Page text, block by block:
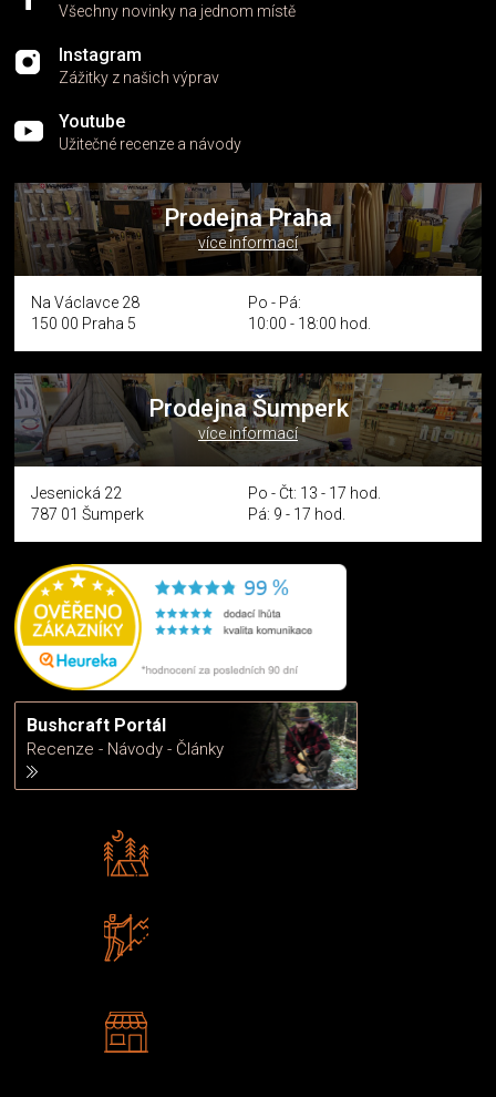
Všechny novinky na jednom místě
Instagram
Zážitky z našich výprav
Youtube
Užitečné recenze a návody
Prodejna Praha
více informací
Na Václavce 28
150 00 Praha 5
Po - Pá:
10:00 - 18:00 hod.
Prodejna Šumperk
více informací
Jesenická 22
787 01 Šumperk
Po - Čt: 13 - 17 hod.
Pá: 9 - 17 hod.
Bushcraft Portál
Recenze - Návody - Články